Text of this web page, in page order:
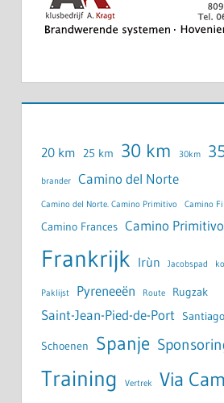
20 km 25 km 30 km 30km
brander Camino del Norte
Camino del Norte. Camino Primitivo Camino
Camino Frances Camino Primitivo
Frankrijk Irùn Jacobspad
Paklijst Pyreneeën Route Rugzak
Saint-Jean-Pied-de-Port
Schoenen Spanje
Training Vertrek Via